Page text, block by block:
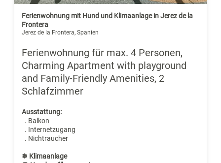
Ferienwohnung mit Hund und Klimaanlage in Jerez de la
Frontera
Jerez de la Frontera, Spanien
Ferienwohnung für max. 4 Personen,
Charming Apartment with playground
and Family-Friendly Amenities, 2
Schlafzimmer
Ausstattung:
. Balkon
. Internetzugang
. Nichtraucher
❄ Klimaanlage